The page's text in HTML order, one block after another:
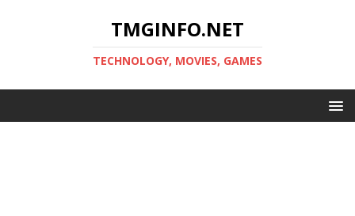
TMGINFO.NET
ТECHNOLOGY, MOVIES, GAMES